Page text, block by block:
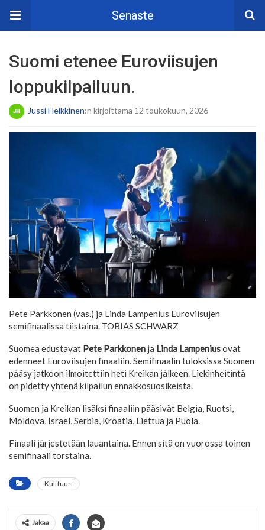
Senaste
Suomi etenee Euroviisujen
loppukilpailuun.
Jussi Heikkinen:n kirjoittama 12 toukokuun, 2026
Pete Parkkonen (vas.) ja Linda Lampenius Euroviisujen
semifinaalissa tiistaina. TOBIAS SCHWARZ
Suomea edustavat Pete Parkkonen ja Linda Lampeniusovat
edenneet Euroviisujen finaaliin. Semifinaalin tuloksissa Suomen
pääsy jatkoon ilmoitettiin heti Kreikan jälkeen. Liekinheitintä
on pidetty yhtenä kilpailun ennakkosuosikeista.
Suomen ja Kreikan lisäksi finaaliin pääsivät Belgia, Ruotsi,
Moldova, Israel, Serbia, Kroatia, Liettua ja Puola.
Finaali järjestetään lauantaina. Ennen sitä on vuorossa toinen
semifinaali torstaina.
Kulttuuri
Jakaa